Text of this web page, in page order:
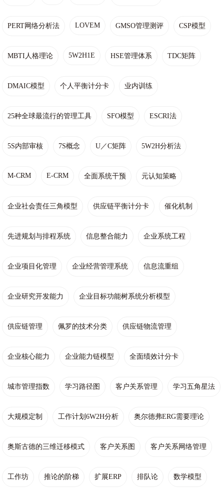
PERT网络分析法 LOVEM GMSO管理测评 CSP模型
MBTI人格理论 5W2H1E HSE管理体系 TDC矩阵
DMAIC模型 个人平衡计分卡 业内训练
25种全球最流行的管理工具 SFO模型 ESCRI法
5S内部审核 7S概念 U／C矩阵 5W2H分析法
M-CRM E-CRM 全面系统干预 元认知策略
企业社会责任三角模型 供应链平衡计分卡 催化机制
先进规划与排程系统 信息整合能力 企业系统工程
企业项目化管理 企业经营管理系统 信息流重组
企业研究开发能力 企业目标功能树系统分析模型
供应链管理 佩罗的技术分类 供应链物流管理
企业核心能力 企业能力链模型 全面绩效计分卡
城市管理指数 学习路径图 客户关系管理 学习五角星法
大规模定制 工作计划6W2H分析 奥尔德弗ERG需要理论
奥斯古德的三维迁移模式 客户关系图 客户关系网络管理
工作坊 推论的阶梯 扩展ERP 排队论 数学模型